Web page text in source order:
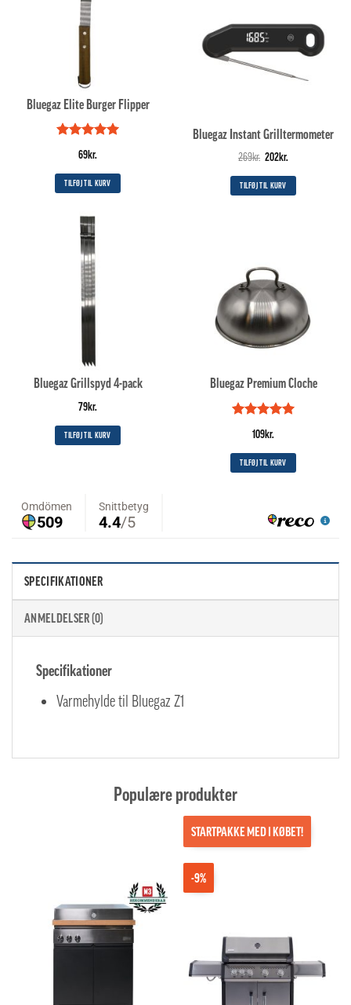
Bluegaz Elite Burger Flipper
Vurderet
ud af 5
69kr.
TILFØJ TIL KURV
Bluegaz Instant Grilltermometer
269kr. Den
pris
var:
202kr.Den
pris
TILFØJ TIL KURV
Bluegaz Grillspyd 4-pack
79kr.
TILFØJ TIL KURV
Bluegaz Premium Cloche
Vurderet
ud af 5
109kr.
TILFØJ TIL KURV
SPECIFIKATIONER
ANMELDELSER (0)
Specifikationer
Varmehylde til Bluegaz Z1
Populære produkter
-9%
STARTPAKKE MED I KØBET!